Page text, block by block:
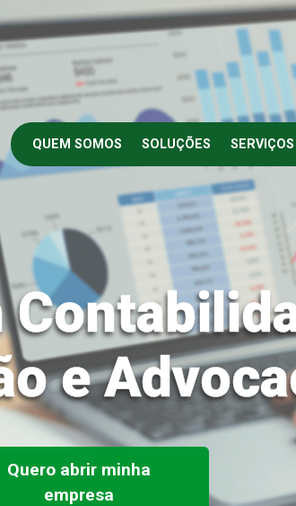
QUEM SOMOS SOLUÇÕES SERVIÇOS
e
Quero abrir minha
empresa